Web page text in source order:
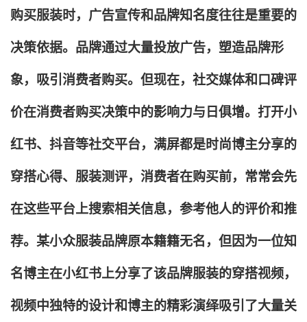
购买服装时，广告宣传和品牌知名度往往是重要的
决策依据。品牌通过大量投放广告，塑造品牌形
象，吸引消费者购买。但现在，社交媒体和口碑评
价在消费者购买决策中的影响力与日俱增。打开小
红书、抖音等社交平台，满屏都是时尚博主分享的
穿搭心得、服装测评，消费者在购买前，常常会先
在这些平台上搜索相关信息，参考他人的评价和推
荐。某小众服装品牌原本籍籍无名，但因为一位知
名博主在小红书上分享了该品牌服装的穿搭视频，
视频中独特的设计和博主的精彩演绎吸引了大量关